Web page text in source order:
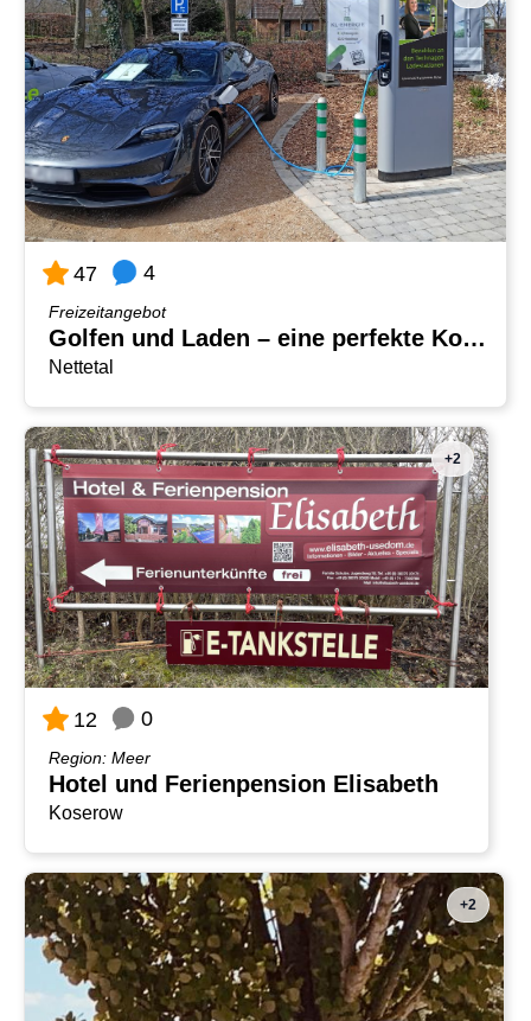
47 4
Freizeitangebot
Golfen und Laden – eine perfekte Kombination
Nettetal
+2
12 0
Region: Meer
Hotel und Ferienpension Elisabeth
Koserow
+2